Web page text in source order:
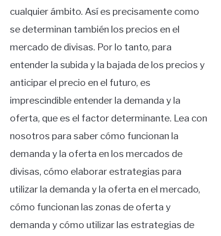
cualquier ámbito. Así es precisamente como
se determinan también los precios en el
mercado de divisas. Por lo tanto, para
entender la subida y la bajada de los precios y
anticipar el precio en el futuro, es
imprescindible entender la demanda y la
oferta, que es el factor determinante. Lea con
nosotros para saber cómo funcionan la
demanda y la oferta en los mercados de
divisas, cómo elaborar estrategias para
utilizar la demanda y la oferta en el mercado,
cómo funcionan las zonas de oferta y
demanda y cómo utilizar las estrategias de